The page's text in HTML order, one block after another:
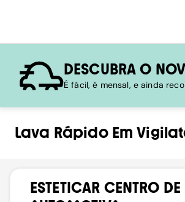
DESCUBRA O
É fácil, é mensal, e ainda
Lava RápidoEm
ESTETICAR CENTRO DE